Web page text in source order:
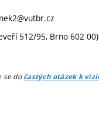
512/95, Brno 602 00)
se dočastých otázek k